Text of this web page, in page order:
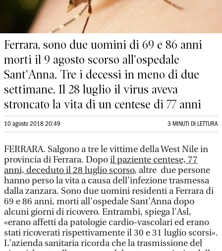
Ferrara, sono due uomini di 69 e 86 anni
morti il 9 agosto scorso all'ospedale
Sant'Anna. Tre i decessi in meno di due
settimane. Il 28 luglio il virus aveva
stroncato la vita di un centese di 77 anni
10 agosto 2018 20:49 3 MINUTI DI LETTURA
FERRARA. Salgono a tre le vittime della West Nile in
provincia di Ferrara. Dopoil paziente centese, 77
anni, deceduto il 28 luglio scorso, altre due persone
hanno perso la vita a causa dell'infezione trasmessa
dalla zanzara. Sono due uomini residenti a Ferrara di
69 e 86 anni, morti all'ospedale Sant'Anna dopo
alcuni giorni di ricovero. Entrambi, spiega l'Asl,
«erano affetti da patologie cardio-vascolari ed erano
stati ricoverati rispettivamente il 30 e 31 luglio scorsi».
L'azienda sanitaria ricorda che la trasmissione del